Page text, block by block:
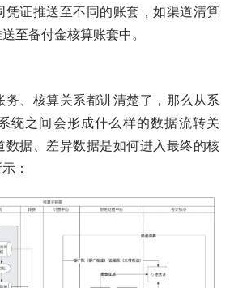
凭证推送至不同的账套，如渠道清算
至备付金核算账套中。
务、核算关系都讲清楚了，那么从系
统之间会形成什么样的数据流转关
数据、差异数据是如何进入最终的核
：